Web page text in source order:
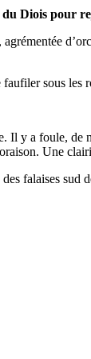
Diois pour
sous les
Il y a foule, de
Une
falaises sud